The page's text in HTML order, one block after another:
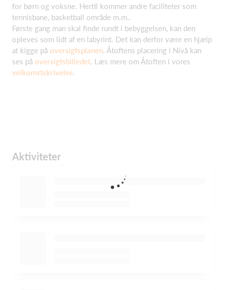
for børn og voksne. Hertil kommer andre faciliteter som
tennisbane, basketball område m.m..
Første gang man skal finde rundt i bebyggelsen, kan den
opleves som lidt af en labyrint. Det kan derfor være en hjælp
at kigge på oversigtsplanen. Åtoftens placering i Nivå kan
ses på oversigtsbilledet. Læs mere om Åtoften i vores
velkomstskrivelse.
Aktiviteter